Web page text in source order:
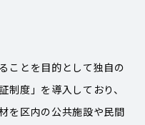
ことを目的として独自の
制度」を導入しており、
を区内の公共施設や民間